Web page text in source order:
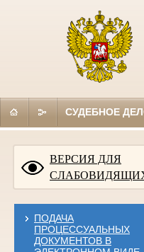
СУДЕБНОЕ
ВЕРСИЯ ДЛЯ
ПОДАЧА
ПРОЦЕССУАЛЬНЫХ
ДОКУМЕНТОВ В